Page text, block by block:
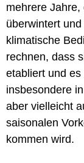
mehrere
überwintert
klimatische
rechnen, dass
etabliert und
insbesondere
aber vielleicht
saisonalen
kommen wird.